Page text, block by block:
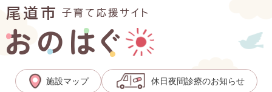
ペ
ー
ジ
の
先
メ
ニ
ュ
ー
を
施設マップ 休日夜間診療のお知らせ